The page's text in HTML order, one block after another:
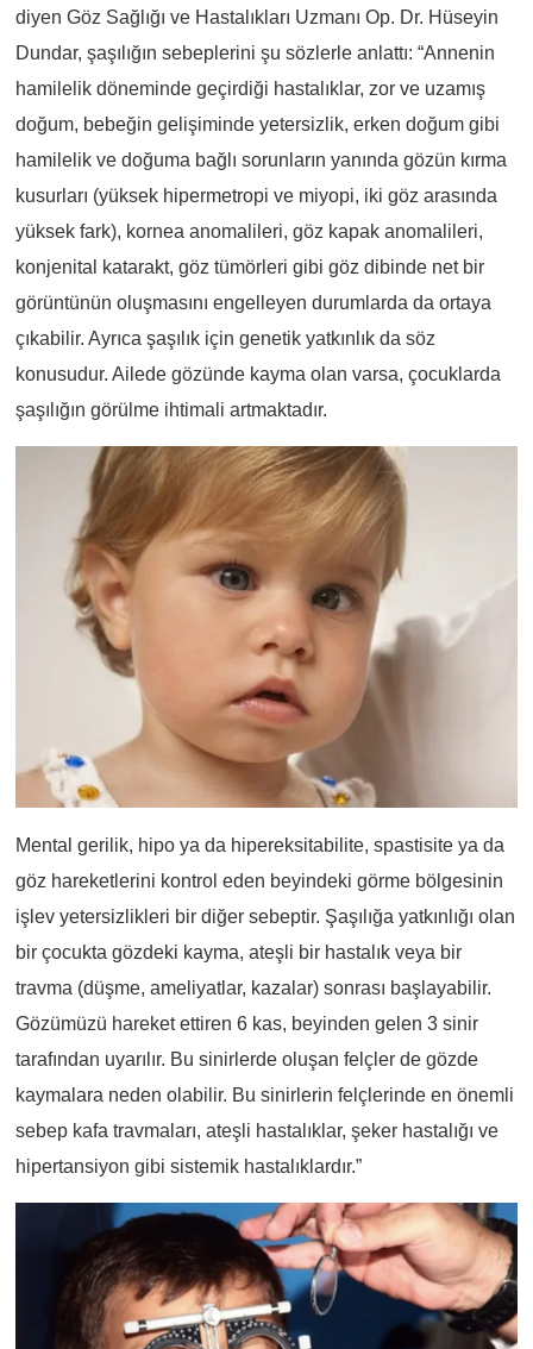
diyen Göz Sağlığı ve Hastalıkları Uzmanı Op. Dr. Hüseyin
Dundar, şaşılığın sebeplerini şu sözlerle anlattı: “Annenin
hamilelik döneminde geçirdiği hastalıklar, zor ve uzamış
doğum, bebeğin gelişiminde yetersizlik, erken doğum gibi
hamilelik ve doğuma bağlı sorunların yanında gözün kırma
kusurları (yüksek hipermetropi ve miyopi, iki göz arasında
yüksek fark), kornea anomalileri, göz kapak anomalileri,
konjenital katarakt, göz tümörleri gibi göz dibinde net bir
görüntünün oluşmasını engelleyen durumlarda da ortaya
çıkabilir. Ayrıca şaşılık için genetik yatkınlık da söz
konusudur. Ailede gözünde kayma olan varsa, çocuklarda
şaşılığın görülme ihtimali artmaktadır.
Mental gerilik, hipo ya da hipereksitabilite, spastisite ya da
göz hareketlerini kontrol eden beyindeki görme bölgesinin
işlev yetersizlikleri bir diğer sebeptir. Şaşılığa yatkınlığı olan
bir çocukta gözdeki kayma, ateşli bir hastalık veya bir
travma (düşme, ameliyatlar, kazalar) sonrası başlayabilir.
Gözümüzü hareket ettiren 6 kas, beyinden gelen 3 sinir
tarafından uyarılır. Bu sinirlerde oluşan felçler de gözde
kaymalara neden olabilir. Bu sinirlerin felçlerinde en önemli
sebep kafa travmaları, ateşli hastalıklar, şeker hastalığı ve
hipertansiyon gibi sistemik hastalıklardır.”